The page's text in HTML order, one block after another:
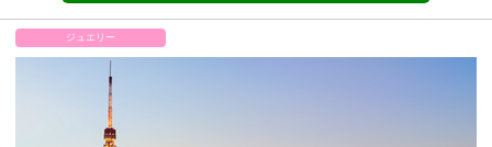
ジュエリー